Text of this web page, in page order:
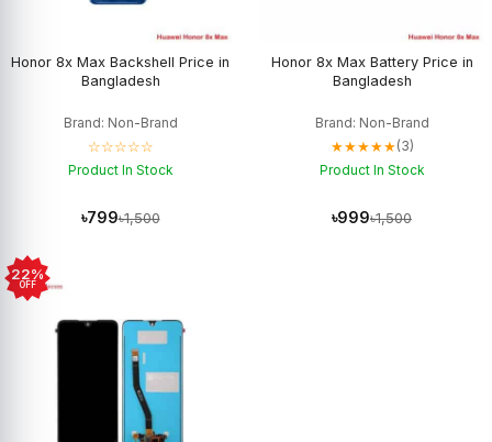
Honor 8x Max Backshell Price in
Bangladesh
Brand: Non-Brand
☆☆☆☆☆
Product In Stock
৳799৳1,500
Honor 8x Max Battery Price in
Bangladesh
Brand: Non-Brand
★★★★★(3)
Product In Stock
৳999৳1,500
22%
OFF